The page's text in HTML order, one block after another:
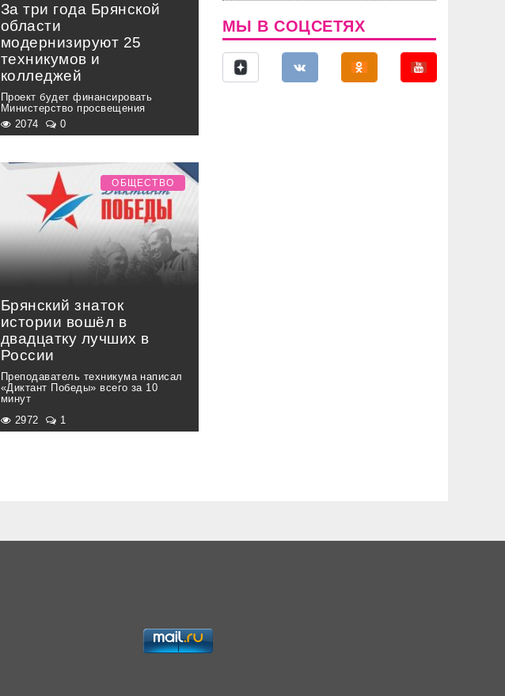
За три года Брянской
области
модернизируют 25
техникумов и
колледжей
Проект будет финансировать
Министерство просвещения
2074 0
Брянский знаток
истории вошёл в
двадцатку лучших в
России
Преподаватель техникума написал
«Диктант Победы» всего за 10
минут
ОБЩЕСТВО
2972 1
МЫ В СОЦСЕТЯХ